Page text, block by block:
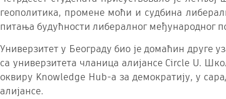
геополитика, промене моћи и судбина
питања будућности либералног међународног
Универзитет у Београду био је домаћин друге
са универзитета чланица алијансе Circle U.
оквиру Knowledge Hub-а за демократију, у
алијансе.